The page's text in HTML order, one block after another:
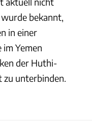
wurde bekannt,
in einer
Yemen
der Huthi-
zu unterbinden.